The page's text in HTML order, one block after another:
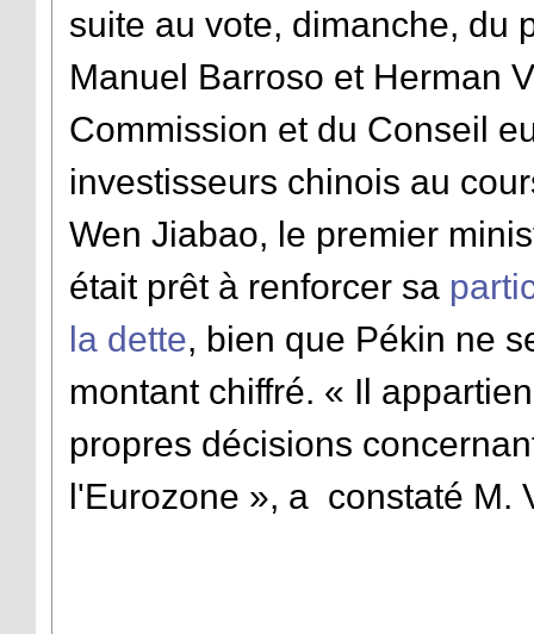
suite au vote, dimanche, du
Manuel Barroso et Herman
Commission et du Conseil
investisseurs chinois au
Wen Jiabao, le premier
était prêt à renforcer sa
la dette, bien que Pékin ne
montant chiffré. « Il
propres décisions
l'Eurozone », a constaté M.